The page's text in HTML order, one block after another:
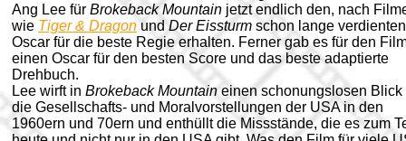
Ang Lee für Brokeback Mountain jetzt endlich den, nach
wie Tiger & Dragon und Der Eissturm schon lange
Oscar für die beste Regie erhalten. Ferner gab es für den
einen Oscar für den besten Score und das beste adaptierte
Drehbuch.
Lee wirft in Brokeback Mountain einen schonungslosen Blick
die Gesellschafts- und Moralvorstellungen der USA in den
1960ern und 70ern und enthüllt die Missstände, die es zum